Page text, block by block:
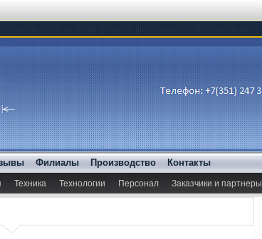
Филиалы Производство Контакты
Техника Технологии Персонал Заказчики и партнеры